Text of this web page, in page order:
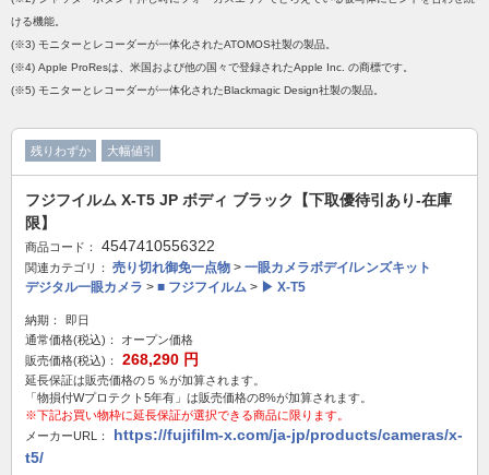
ける機能。
(※3) モニターとレコーダーが一体化されたATOMOS社製の製品。
(※4) Apple ProResは、米国および他の国々で登録されたApple Inc. の商標です。
(※5) モニターとレコーダーが一体化されたBlackmagic Design社製の製品。
残りわずか 大幅値引
フジフイルム X-T5 JP ボディ ブラック【下取優待引あり-在庫
限】
商品コード： 4547410556322
関連カテゴリ： 売り切れ御免一点物 > 一眼カメラボデイ/レンズキット
デジタル一眼カメラ > ■ フジフイルム > ▶ X-T5
納期：
即日
通常価格(税込)：
オープン価格
販売価格(税込)：
268,290 円
延長保証は販売価格の５％が加算されます。
「物損付Wプロテクト5年有」は販売価格の8%が加算されます。
※下記お買い物枠に延長保証が選択できる商品に限ります。
メーカーURL：
https://fujifilm-x.com/ja-jp/products/cameras/x-
t5/